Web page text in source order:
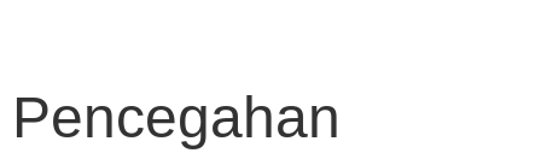
Pencegahan